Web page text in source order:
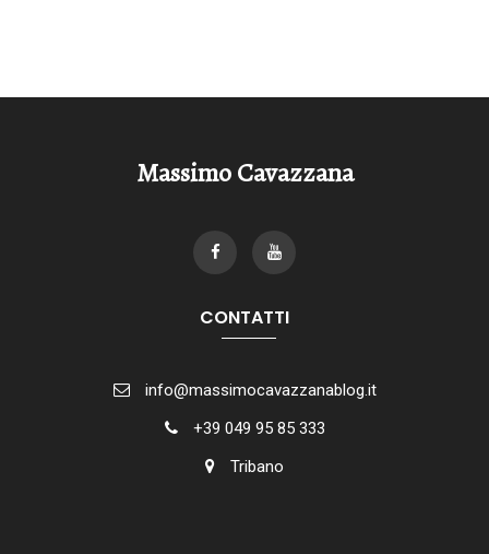
Massimo Cavazzana
CONTATTI
info@massimocavazzanablog.it
+39 049 95 85 333
Tribano